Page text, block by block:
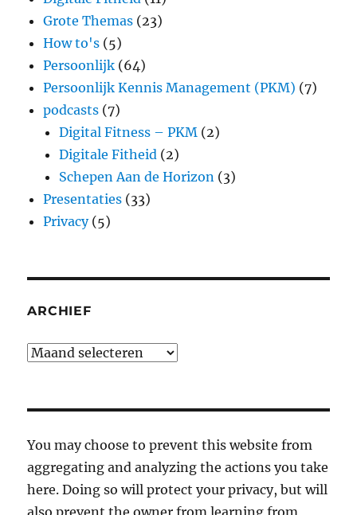
Grote Themas (23)
How to's (5)
Persoonlijk (64)
Persoonlijk Kennis Management (PKM) (7)
podcasts (7)
Digital Fitness – PKM (2)
Digitale Fitheid (2)
Schepen Aan de Horizon (3)
Presentaties (33)
Privacy(5)
ARCHIEF
Archief
You may choose to prevent this website from
aggregating and analyzing the actions you take
here. Doing so will protect your privacy, but will
also prevent the owner from learning from